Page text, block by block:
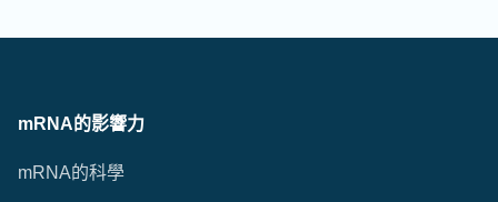
mRNA的影響力
mRNA的科學